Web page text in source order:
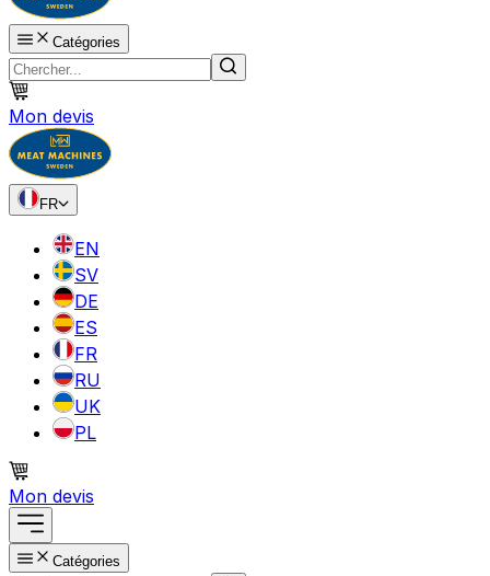
Catégories
Mon devis
FR
EN
SV
DE
ES
FR
RU
UK
PL
Mon devis
Catégories